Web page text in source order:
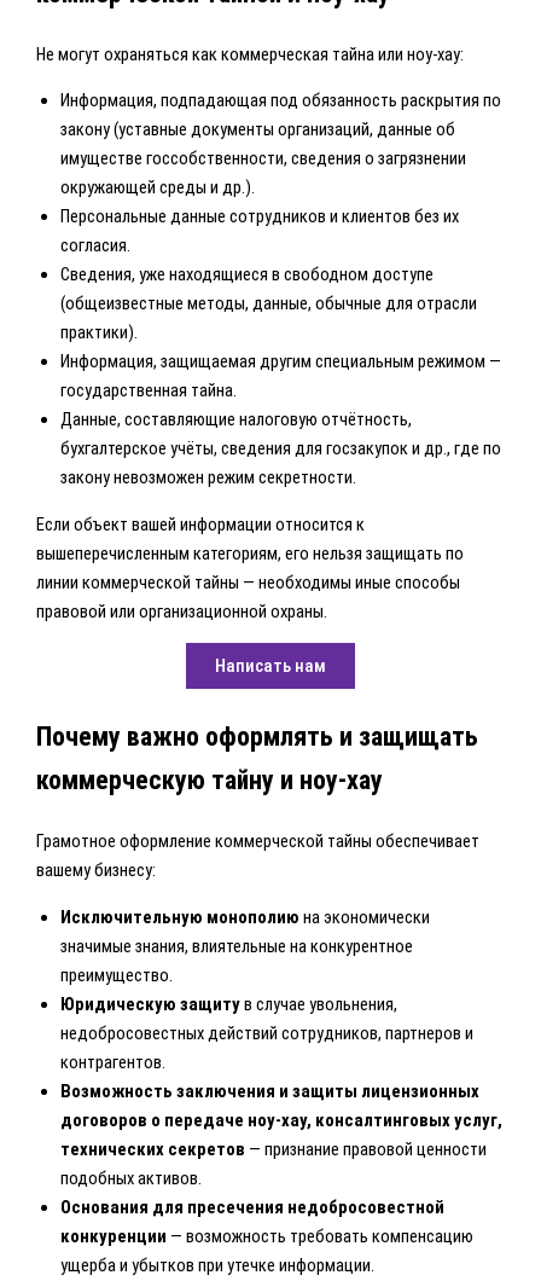
Не могут охраняться как коммерческая тайна или ноу-хау:
Информация, подпадающая под обязанность раскрытия по
закону (уставные документы организаций, данные об
имуществе госсобственности, сведения о загрязнении
окружающей среды и др.).
Персональные данные сотрудников и клиентов без их
согласия.
Сведения, уже находящиеся в свободном доступе
(общеизвестные методы, данные, обычные для отрасли
практики).
Информация, защищаемая другим специальным режимом —
государственная тайна.
Данные, составляющие налоговую отчётность,
бухгалтерское учёты, сведения для госзакупок и др., где по
закону невозможен режим секретности.
Если объект вашей информации относится к
вышеперечисленным категориям, его нельзя защищать по
линии коммерческой тайны — необходимы иные способы
правовой или организационной охраны.
Написать нам
Почему важно оформлять и защищать
коммерческую тайну и ноу-хау
Грамотное оформление коммерческой тайны обеспечивает
вашему бизнесу:
Исключительную монополию на экономически
значимые знания, влиятельные на конкурентное
преимущество.
Юридическую защитув случае увольнения,
недобросовестных действий сотрудников, партнеров и
контрагентов.
Возможность заключения и защиты лицензионных
договоров о передаче ноу-хау, консалтинговых услуг,
технических секретов — признание правовой ценности
подобных активов.
Основания для пресечения недобросовестной
конкуренции — возможность требовать компенсацию
ущерба и убытков при утечке информации.